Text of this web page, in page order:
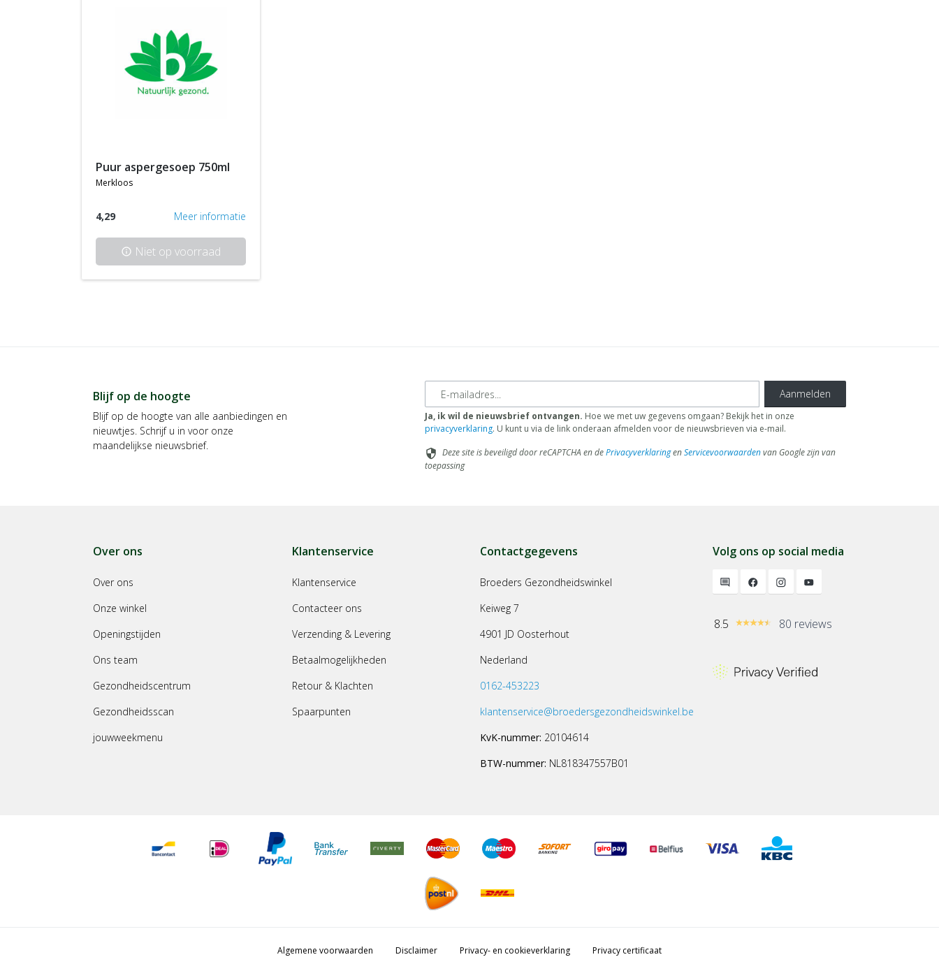
puur aspergesoep 750ml
merkloos
4,29 Meer informatie
info Niet op voorraad
Blijf op de hoogte
Blijf op de hoogte van alle aanbiedingen en
nieuwtjes. Schrijf u in voor onze
maandelijkse nieuwsbrief.
E-mailadres Aanmelden
Ja, ik wil de nieuwsbrief ontvangen. Hoe we met uw gegevens omgaan? Bekijk het in onze
privacyverklaring. U kunt u via de link onderaan afmelden voor de nieuwsbrieven via e-mail.
security Deze site is beveiligd door reCAPTCHA en dePrivacyverklaringenServicevoorwaardenvan Google zijn van
toepassing
Over ons
Over ons
Onze winkel
Openingstijden
Ons team
Gezondheidscentrum
Gezondheidsscan
jouwweekmenu
Klantenservice
Klantenservice
Contacteer ons
Verzending & Levering
Betaalmogelijkheden
Retour & Klachten
Spaarpunten
Contactgegevens
Broeders Gezondheidswinkel
Keiweg 7
4901 JD Oosterhout
Nederland
0162-453223
klantenservice@broedersgezondheidswinkel.be
KvK-nummer: 20104614
BTW-nummer: NL818347557B01
Volg ons op social media
8.5 80 reviews
Algemene voorwaarden Disclaimer Privacy- en cookieverklaring Privacy certificaat